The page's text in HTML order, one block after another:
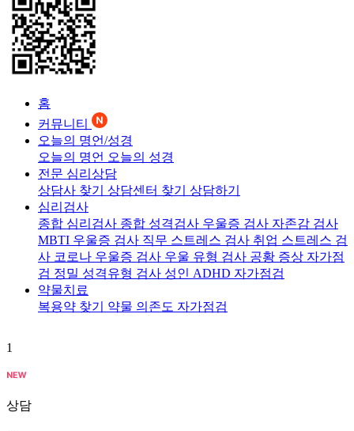
홈
커뮤니티
오늘의 명언/성경
오늘의 명언 오늘의 성경
전문 심리상담
상담사 찾기 상담센터 찾기 상담하기
심리검사
종합 심리검사 종합 성격검사 우울증 검사 자존감 검사
MBTI 우울증 검사 직무 스트레스 검사 취업 스트레스 검
사 코로나 우울증 검사 우울 유형 검사 공황 증상 자가점
검 정밀 성격유형 검사 성인 ADHD 자가점검
약물치료
복용약 찾기 약물 의존도 자가점검
1
상담